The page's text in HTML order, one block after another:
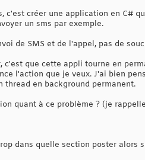
c'est créer une application en C#
un sms par exemple.
de SMS et de l'appel, pas de
c'est que cette appli tourne en
l'action que je veux. J'ai bien
thread en background permanent.
quant à ce problème ? (je
dans quelle section poster alors